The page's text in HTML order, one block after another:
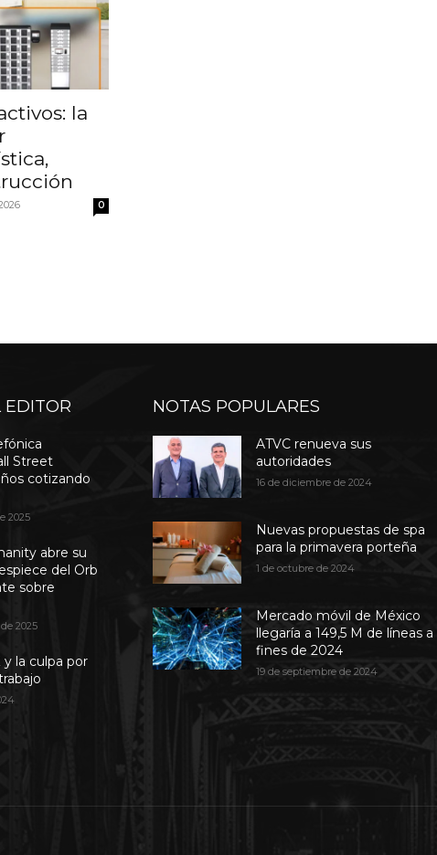
la
0
EDITOR
Street
cotizando
2025
abre su
del Orb
sobre
2025
y la culpa por
NOTAS POPULARES
ATVC renueva sus
autoridades
16 de diciembre de 2024
Nuevas propuestas de spa
para la primavera porteña
1 de octubre de 2024
Mercado móvil de México
llegaría a 149,5 M de líneas a
fines de 2024
19 de septiembre de 2024